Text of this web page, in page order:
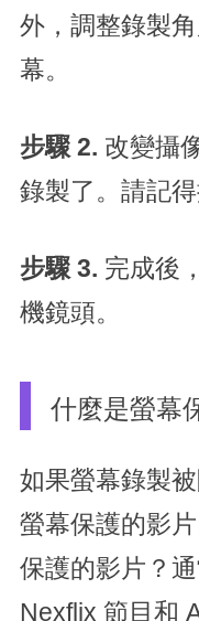
外，調整錄製
幕。
步驟 2. 改變攝
錄製了。請記
步驟 3. 完成後
機鏡頭。
什麼是螢幕
如果螢幕錄製
螢幕保護的影
保護的影片？
Nexflix 節目和